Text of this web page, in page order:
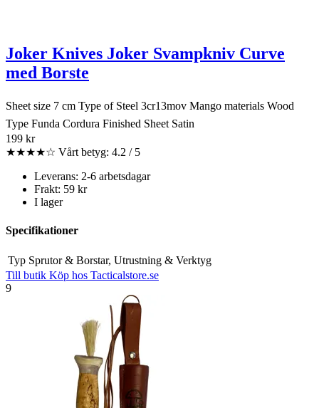
Joker Knives Joker Svampkniv Curve
med Borste
Sheet size 7 cm Type of Steel 3cr13mov Mango materials Wood
Type Funda Cordura Finished Sheet Satin
199 kr
★★★★☆ Vårt betyg: 4.2 / 5
Leverans: 2-6 arbetsdagar
Frakt: 59 kr
I lager
Specifikationer
Typ Sprutor & Borstar, Utrustning & Verktyg
Till butik Köp hos Tacticalstore.se
9